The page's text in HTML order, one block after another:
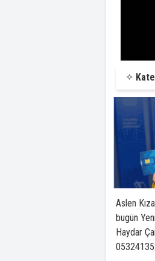
✧
Aslen
bugün
Haydar